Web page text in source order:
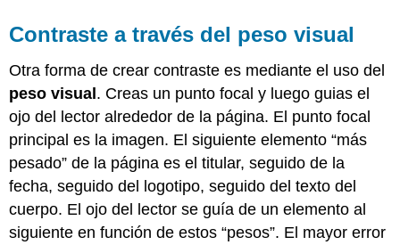
Contraste a través del peso visual
Otra forma de crear contraste es mediante el uso del
peso visual. Creas un punto focal y luego guias el
ojo del lector alrededor de la página. El punto focal
principal es la imagen. El siguiente elemento “más
pesado” de la página es el titular, seguido de la
fecha, seguido del logotipo, seguido del texto del
cuerpo. El ojo del lector se guía de un elemento al
siguiente en función de estos “pesos”. El mayor error